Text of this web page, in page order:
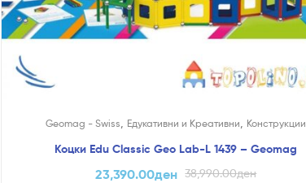
Geomag - Swiss Едукативни и Креативни Конструкции
Коцки Edu Classic Geo Lab-L 1439 – Geomag
38,990.00ден
23,390.00ден